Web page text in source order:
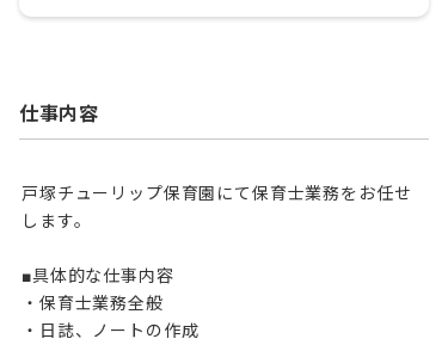
仕事内容
戸塚チューリップ保育園にて保育士業務をお任せ
します。
■具体的な仕事内容
・保育士業務全般
・日誌、ノートの作成